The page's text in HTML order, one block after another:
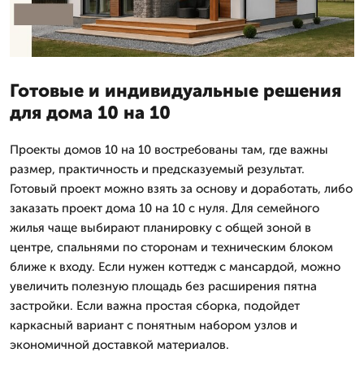
Готовые и индивидуальные решения
для дома 10 на 10
Проекты домов 10 на 10 востребованы там, где важны
размер, практичность и предсказуемый результат.
Готовый проект можно взять за основу и доработать, либо
заказать проект дома 10 на 10 с нуля. Для семейного
жилья чаще выбирают планировку с общей зоной в
центре, спальнями по сторонам и техническим блоком
ближе к входу. Если нужен коттедж с мансардой, можно
увеличить полезную площадь без расширения пятна
застройки. Если важна простая сборка, подойдет
каркасный вариант с понятным набором узлов и
экономичной доставкой материалов.